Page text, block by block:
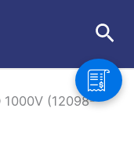
1000V (12098-